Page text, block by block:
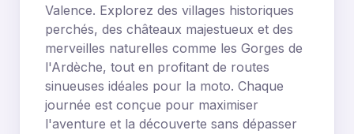
Valence. Explorez des villages historiques
perchés, des châteaux majestueux et des
merveilles naturelles comme les Gorges de
l'Ardèche, tout en profitant de routes
sinueuses idéales pour la moto. Chaque
journée est conçue pour maximiser
l'aventure et la découverte sans dépasser